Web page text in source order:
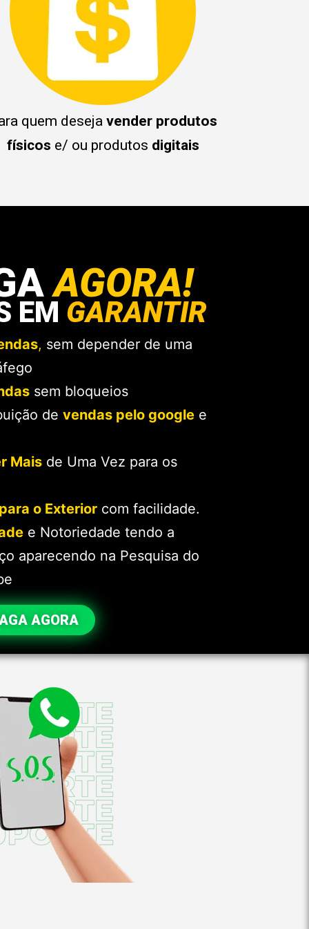
quem desejavender produtos
físicos e/ ou produtos digitais
EM GARANTIR
AGORA!
, sem depender de uma
sem bloqueios
de vendas pelo google e
Mais de Uma Vez para os
o Exterior com facilidade.
e Notoriedade tendo a
aparecendo na Pesquisa do
AGORA